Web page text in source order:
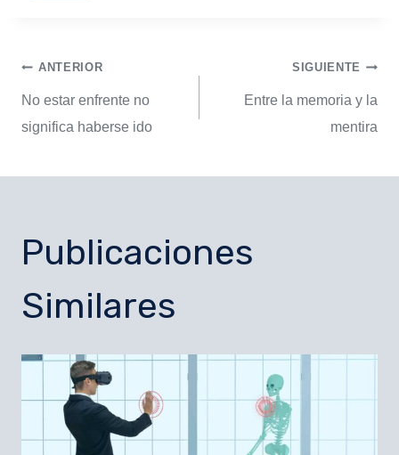
ANTERIOR
No estar enfrente no
significa haberse ido
SIGUIENTE
Entre la memoria y la
mentira
Publicaciones
Similares